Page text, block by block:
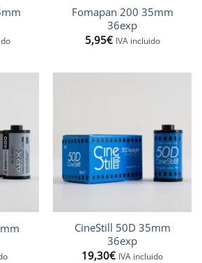
Fomapan 200 35mm
36exp
5,95€ IVA incluido
CineStill 50D 35mm
36exp
19,30€ IVA incluido